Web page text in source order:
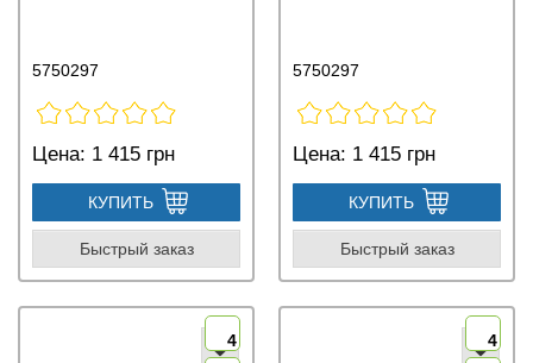
5750297
Цена: 1 415 грн
КУПИТЬ
Быстрый заказ
5750297
Цена: 1 415 грн
КУПИТЬ
Быстрый заказ
4 4